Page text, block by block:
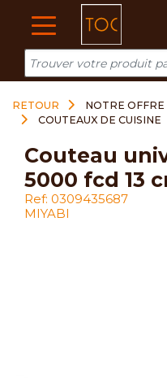
RETOUR NOTRE OFFRE
COUTEAUX DE CUISINE
couteau universel miyabi
5000 fcd 13
Ref: 0309435687
MIYABI
Cookies management panel